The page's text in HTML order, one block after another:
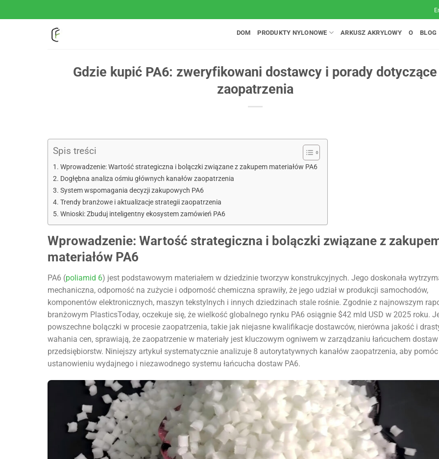
do
DOM PRODUKTY NYLONOWE ARKUSZ AKRYLOWY O BLOG
Gdzie kupić PA6: zweryfikowani dostawcy i porady dotyczące
zaopatrzenia
Spis treści
Wprowadzenie: Wartość strategiczna i bolączki związane z zakupem materiałów PA6
Dogłębna analiza ośmiu głównych kanałów zaopatrzenia
System wspomagania decyzji zakupowych PA6
Trendy branżowe i aktualizacje strategii zaopatrzenia
Wnioski: Zbuduj inteligentny ekosystem zamówień PA6
Wprowadzenie: Wartość strategiczna i bolączki związane z
materiałów PA6
PA6 (poliamid 6) jest podstawowym materiałem w dziedzinie tworzyw konstrukcyjnych. Jego doskonała
mechaniczna, odporność na zużycie i odporność chemiczna sprawiły, że jego udział w produkcji samochodów,
komponentów elektronicznych, maszyn tekstylnych i innych dziedzinach stale rośnie. Zgodnie z najnowszym
branżowym PlasticsToday, oczekuje się, że wielkość globalnego rynku PA6 osiągnie $42 mld USD w 2025 roku.
powszechne bolączki w procesie zaopatrzenia, takie jak niejasne kwalifikacje dostawców, nierówna jakość i
wahania cen, sprawiają, że zaopatrzenie w materiały jest kluczowym ogniwem w zarządzaniu łańcuchem dostaw
przedsiębiorstw. Niniejszy artykuł systematycznie analizuje 8 autorytatywnych kanałów zaopatrzenia, aby
ustanowieniu wydajnego i niezawodnego systemu łańcucha dostaw PA6.